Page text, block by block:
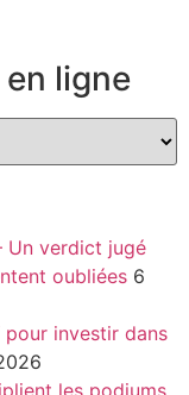
ligne
Un verdict jugé
oubliées 6
investir dans
les podiums